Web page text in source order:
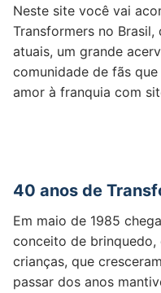
Neste site você vai
Transformers no
atuais, um grande
comunidade de fãs
amor à franquia com
40 anos de
Em maio de 1985
conceito de brinquedo,
crianças, que
passar dos anos